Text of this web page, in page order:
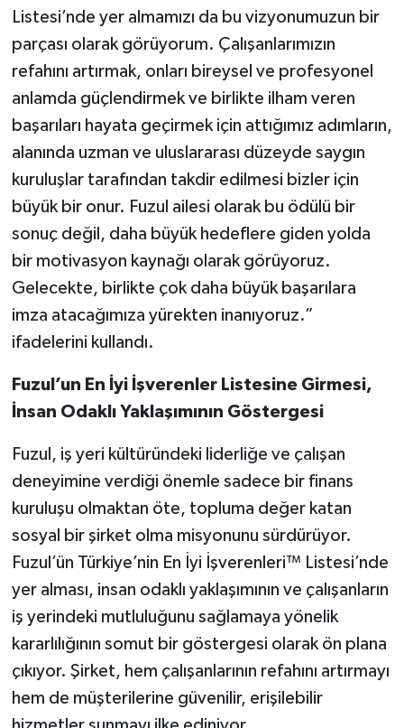
Listesi’nde yer almamızı da bu vizyonumuzun bir
parçası olarak görüyorum. Çalışanlarımızın
refahını artırmak, onları bireysel ve profesyonel
anlamda güçlendirmek ve birlikte ilham veren
başarıları hayata geçirmek için attığımız adımların,
alanında uzman ve uluslararası düzeyde saygın
kuruluşlar tarafından takdir edilmesi bizler için
büyük bir onur. Fuzul ailesi olarak bu ödülü bir
sonuç değil, daha büyük hedeflere giden yolda
bir motivasyon kaynağı olarak görüyoruz.
Gelecekte, birlikte çok daha büyük başarılara
imza atacağımıza yürekten inanıyoruz.”
ifadelerini kullandı.
Fuzul’un En İyi İşverenler Listesine Girmesi,
İnsan Odaklı Yaklaşımının Göstergesi
Fuzul, iş yeri kültüründeki liderliğe ve çalışan
deneyimine verdiği önemle sadece bir finans
kuruluşu olmaktan öte, topluma değer katan
sosyal bir şirket olma misyonunu sürdürüyor.
Fuzul’ün Türkiye’nin En İyi İşverenleri™ Listesi’nde
yer alması, insan odaklı yaklaşımının ve çalışanların
iş yerindeki mutluluğunu sağlamaya yönelik
kararlılığının somut bir göstergesi olarak ön plana
çıkıyor. Şirket, hem çalışanlarının refahını artırmayı
hem de müşterilerine güvenilir, erişilebilir